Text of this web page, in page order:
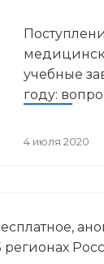
учебные
году:
4 июля 2020